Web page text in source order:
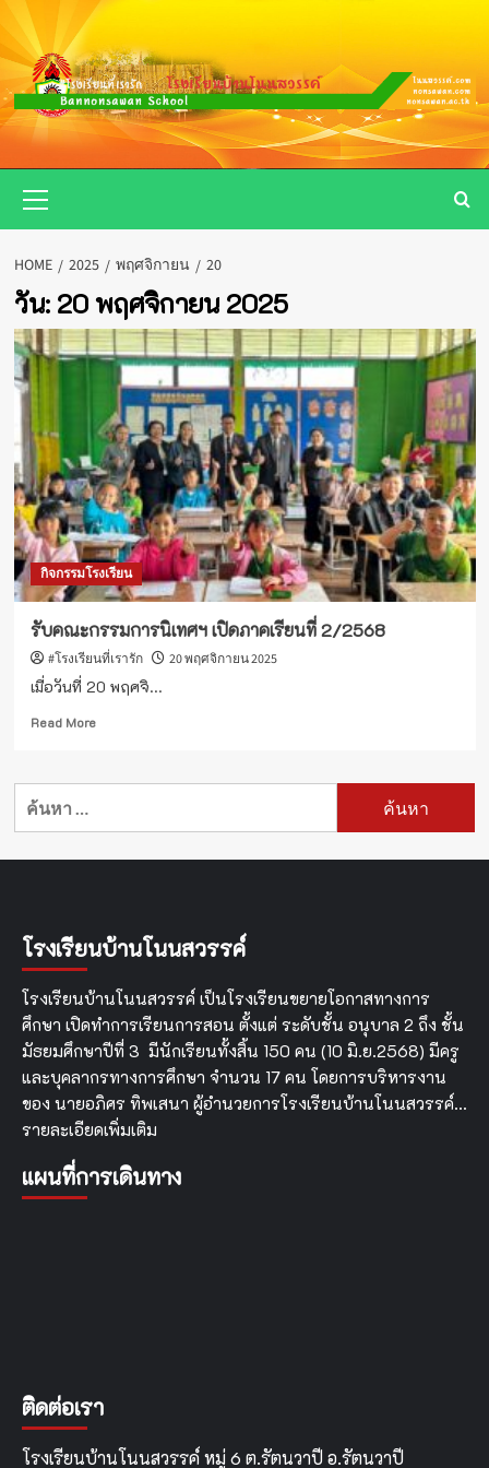
Skip
content
Menu
HOME 2025 พฤศจิกายน 20
วัน: 20 พฤศจิกายน 2025
กิจกรรมโรงเรียน
รับคณะกรรมการนิเทศฯ เปิดภาคเรียนที่ 2/2568
#โรงเรียนที่เรารัก 20 พฤศจิกายน 2025
เมื่อวันที่ 20 พฤศจิ...
Read MoreRead
รับ
เทศฯ
ที่
ค้นหา
โรงเรียนบ้านโนนสวรรค์
โรงเรียนบ้านโนนสวรรค์ เป็นโรงเรียนขยายโอกาสทางการ
ศึกษา เปิดทำการเรียนการสอน ตั้งแต่ ระดับชั้น อนุบาล 2 ถึง ชั้น
มัธยมศึกษาปีที่ 3 มีนักเรียนทั้งสิ้น 150 คน (10 มิ.ย.2568) มีครู
และบุคลากรทางการศึกษา จำนวน 17 คน โดยการบริหารงาน
ของ นายอภิศร ทิพเสนา ผู้อำนวยการโรงเรียนบ้านโนนสวรรค์…
รายละเอียดเพิ่มเติม
แผนที่การเดินทาง
ติดต่อเรา
โรงเรียนบ้านโนนสวรรค์ หมู่ 6 ต.รัตนวาปี อ.รัตนวาปี